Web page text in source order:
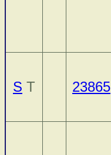
S T 23865